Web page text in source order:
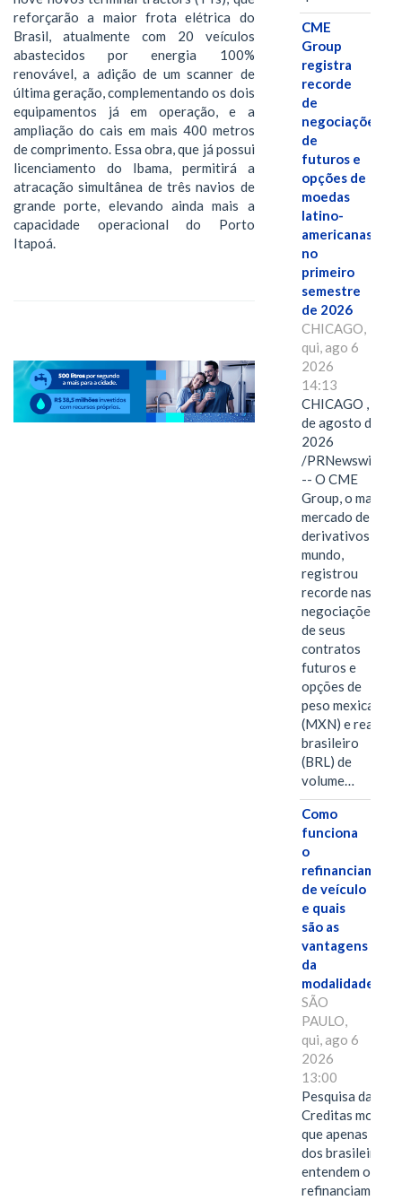
reforçarão a maior frota elétrica do
Brasil, atualmente com 20 veículos
abastecidos por energia 100%
renovável, a adição de um scanner de
última geração, complementando os dois
equipamentos já em operação, e a
ampliação do cais em mais 400 metros
de comprimento. Essa obra, que já possui
licenciamento do Ibama, permitirá a
atracação simultânea de três navios de
grande porte, elevando ainda mais a
capacidade operacional do Porto
Itapoá.
CME
Group
registra
recorde
de
negociações
de
futuros e
opções de
moedas
latino-
americanas
no
primeiro
semestre
de 2026
CHICAGO,
qui, ago 6
2026
14:13
CHICAGO , 6
de agosto de
2026
/PRNewswire/
-- O CME
Group, o maior
mercado de
derivativos do
mundo,
registrou
recorde nas
negociações
de seus
contratos
futuros e
opções de
peso mexicano
(MXN) e real
brasileiro
(BRL) de
volume…
Como
funciona
o
de veículo
e quais
são as
vantagens
da
modalidade?
SÃO
PAULO,
qui, ago 6
2026
13:00
Pesquisa da
Creditas mostra
que apenas 28%
dos brasileiros
entendem o
refinanciamento